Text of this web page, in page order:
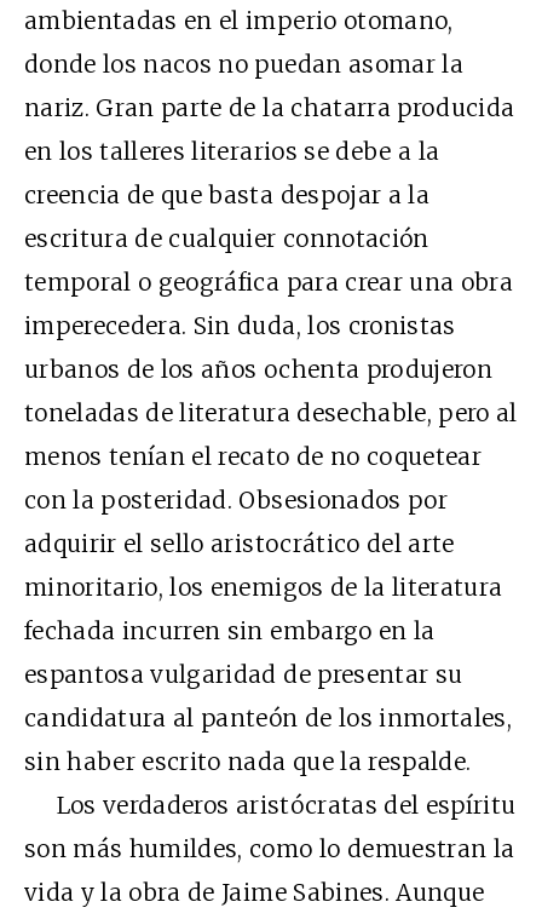
ambientadas en el imperio otomano,
donde los nacos no puedan asomar la
nariz. Gran parte de la chatarra producida
en los talleres literarios se debe a la
creencia de que basta despojar a la
escritura de cualquier connotación
temporal o geográfica para crear una obra
imperecedera. Sin duda, los cronistas
urbanos de los años ochenta produjeron
toneladas de literatura desechable, pero al
menos tenían el recato de no coquetear
con la posteridad. Obsesionados por
adquirir el sello aristocrático del arte
minoritario, los enemigos de la literatura
fechada incurren sin embargo en la
espantosa vulgaridad de presentar su
candidatura al panteón de los inmortales,
sin haber escrito nada que la respalde.
Los verdaderos aristócratas del espíritu
son más humildes, como lo demuestran la
vida y la obra de Jaime Sabines. Aunque